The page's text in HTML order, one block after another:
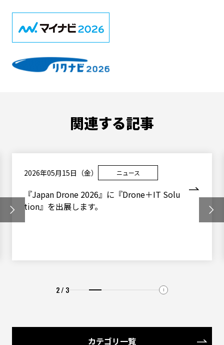
関連する記事
2026年05月15日（金） ニュース
『Japan Drone 2026』に『Drone＋IT Solu
tion』を出展します。
2 / 3
カテゴリ一覧